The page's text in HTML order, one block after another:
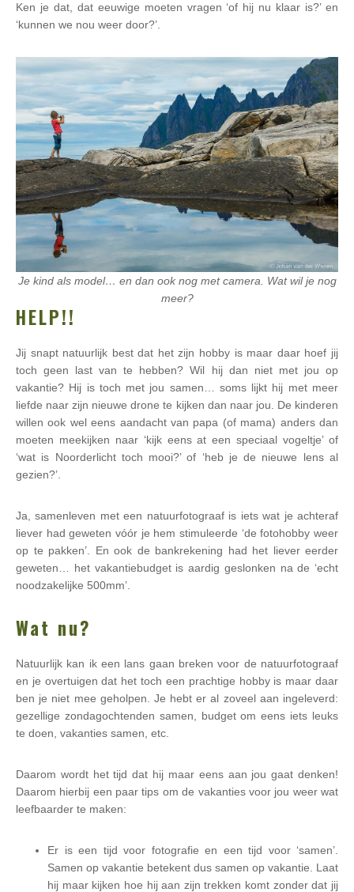
Ken je dat, dat eeuwige moeten vragen ‘of hij nu klaar is?’ en
‘kunnen we nou weer door?’.
Je kind als model… en dan ook nog met camera. Wat wil je nog
meer?
HELP!!
Jij snapt natuurlijk best dat het zijn hobby is maar daar hoef jij
toch geen last van te hebben? Wil hij dan niet met jou op
vakantie? Hij is toch met jou samen… soms lijkt hij met meer
liefde naar zijn nieuwe drone te kijken dan naar jou. De kinderen
willen ook wel eens aandacht van papa (of mama) anders dan
moeten meekijken naar ‘kijk eens at een speciaal vogeltje’ of
‘wat is Noorderlicht toch mooi?’ of ‘heb je de nieuwe lens al
gezien?’.
Ja, samenleven met een natuurfotograaf is iets wat je achteraf
liever had geweten vóór je hem stimuleerde ‘de fotohobby weer
op te pakken’. En ook de bankrekening had het liever eerder
geweten… het vakantiebudget is aardig geslonken na de ‘echt
noodzakelijke 500mm’.
Wat nu?
Natuurlijk kan ik een lans gaan breken voor de natuurfotograaf
en je overtuigen dat het toch een prachtige hobby is maar daar
ben je niet mee geholpen. Je hebt er al zoveel aan ingeleverd:
gezellige zondagochtenden samen, budget om eens iets leuks
te doen, vakanties samen, etc.
Daarom wordt het tijd dat hij maar eens aan jou gaat denken!
Daarom hierbij een paar tips om de vakanties voor jou weer wat
leefbaarder te maken:
Er is een tijd voor fotografie en een tijd voor ‘samen’.
Samen op vakantie betekent dus samen op vakantie. Laat
hij maar kijken hoe hij aan zijn trekken komt zonder dat jij